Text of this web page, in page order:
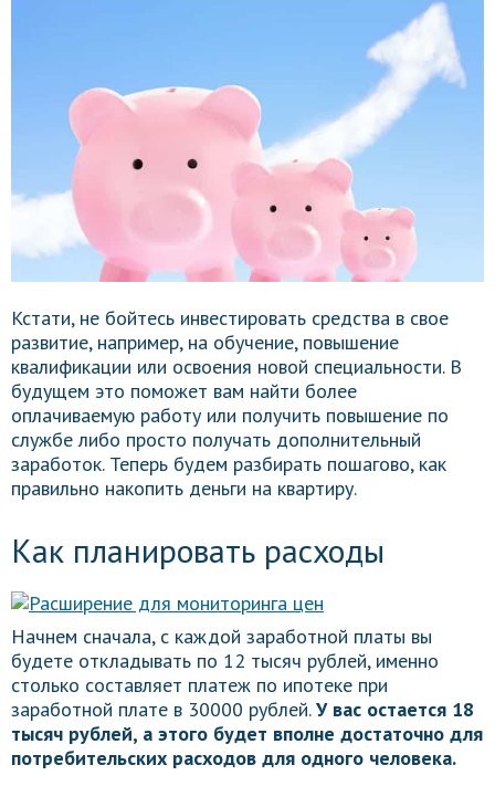
Кстати, не бойтесь инвестировать средства в свое
развитие, например, на обучение, повышение
квалификации или освоения новой специальности. В
будущем это поможет вам найти более
оплачиваемую работу или получить повышение по
службе либо просто получать дополнительный
заработок. Теперь будем разбирать пошагово, как
правильно накопить деньги на квартиру.
Как планировать расходы
Начнем сначала, с каждой заработной платы вы
будете откладывать по 12 тысяч рублей, именно
столько составляет платеж по ипотеке при
заработной плате в 30000 рублей.У вас остается 18
тысяч рублей, а этого будет вполне достаточно для
потребительских расходов для одного человека.